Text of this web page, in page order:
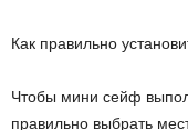
Как правильно
Чтобы мини сейф
правильно выбрать